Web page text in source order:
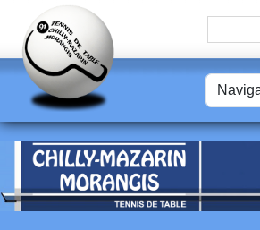
Panneau de gestion des cookies